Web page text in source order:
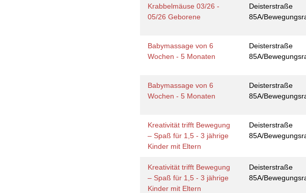
Krabbelmäuse 03/26 -
05/26 Geborene
Deisterstraße
85A/
Babymassage von 6
Wochen - 5 Monaten
Deisterstraße
85A/
Babymassage von 6
Wochen - 5 Monaten
Deisterstraße
85A/
Kreativität trifft Bewegung
– Spaß für 1,5 - 3 jährige
Kinder mit Eltern
Deisterstraße
85A/
Kreativität trifft Bewegung
– Spaß für 1,5 - 3 jährige
Kinder mit Eltern
Deisterstraße
85A/